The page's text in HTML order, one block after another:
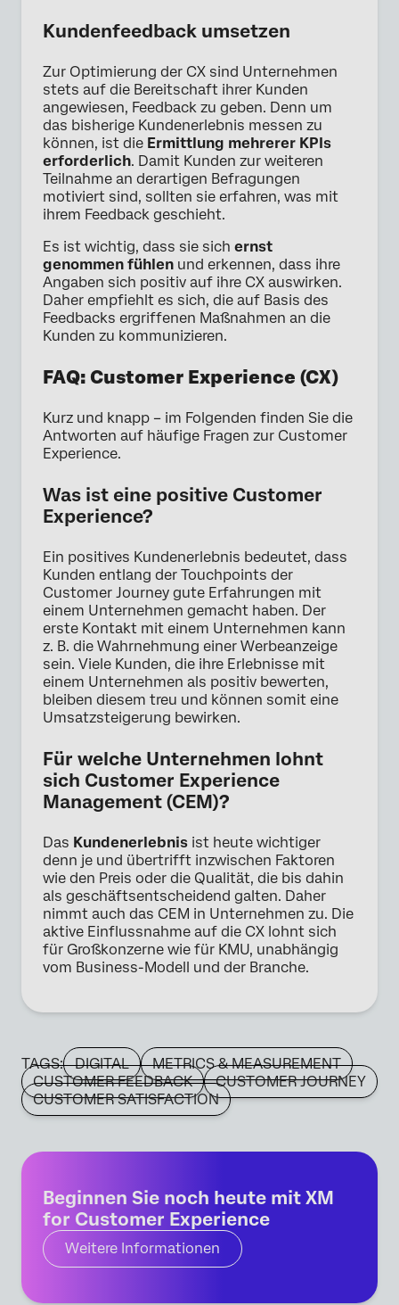
Kundenfeedback umsetzen
Zur Optimierung der CX sind Unternehmen
stets auf die Bereitschaft ihrer Kunden
angewiesen, Feedback zu geben. Denn um
das bisherige Kundenerlebnis messen zu
können, ist die Ermittlung mehrerer KPIs
erforderlich. Damit Kunden zur weiteren
Teilnahme an derartigen Befragungen
motiviert sind, sollten sie erfahren, was mit
ihrem Feedback geschieht.
Es ist wichtig, dass sie sich ernst
genommen fühlen und erkennen, dass ihre
Angaben sich positiv auf ihre CX auswirken.
Daher empfiehlt es sich, die auf Basis des
Feedbacks ergriffenen Maßnahmen an die
Kunden zu kommunizieren.
FAQ: Customer Experience (CX)
Kurz und knapp – im Folgenden finden Sie die
Antworten auf häufige Fragen zur Customer
Experience.
Was ist eine positive Customer
Experience?
Ein positives Kundenerlebnis bedeutet, dass
Kunden entlang der Touchpoints der
Customer Journey gute Erfahrungen mit
einem Unternehmen gemacht haben. Der
erste Kontakt mit einem Unternehmen kann
z. B. die Wahrnehmung einer Werbeanzeige
sein. Viele Kunden, die ihre Erlebnisse mit
einem Unternehmen als positiv bewerten,
bleiben diesem treu und können somit eine
Umsatzsteigerung bewirken.
Für welche Unternehmen lohnt
sich Customer Experience
Management (CEM)?
Das Kundenerlebnis ist heute wichtiger
denn je und übertrifft inzwischen Faktoren
wie den Preis oder die Qualität, die bis dahin
als geschäftsentscheidend galten. Daher
nimmt auch das CEM in Unternehmen zu. Die
aktive Einflussnahme auf die CX lohnt sich
für Großkonzerne wie für KMU, unabhängig
vom Business-Modell und der Branche.
TAGS: DIGITAL
METRICS & MEASUREMENT
CUSTOMER FEEDBACK
CUSTOMER JOURNEY
CUSTOMER SATISFACTION
Beginnen Sie noch heute mit XM
for Customer Experience
Weitere Informationen